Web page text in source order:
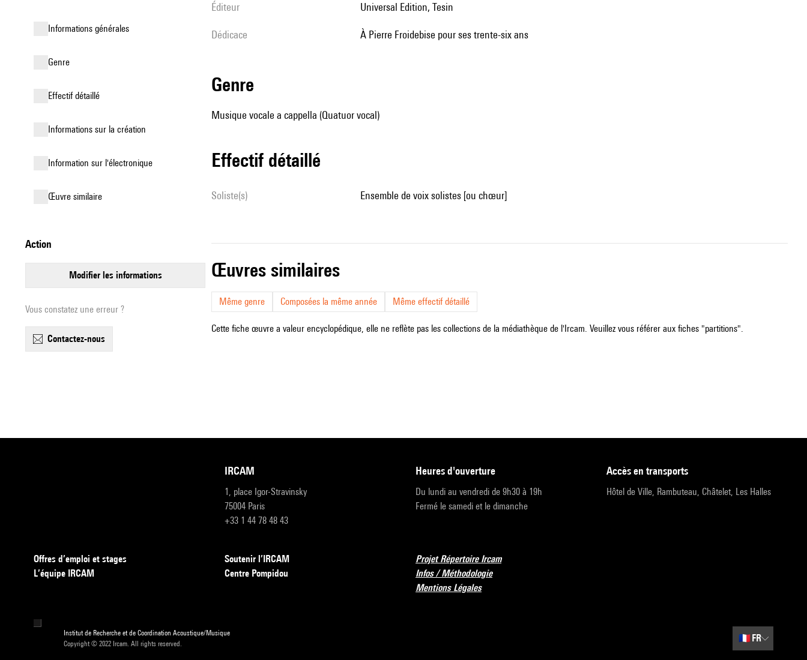
informations générales
genre
effectif détaillé
informations sur la création
Information sur l'électronique
œuvre similaire
action
modifier les informations
Vous constatez une erreur ?
contactez-nous
éditeur Universal Edition, Tesin
Dédicace à Pierre Froidebise pour ses trente-six ans
genre
Musique vocale a cappella (Quatuor vocal)
effectif détaillé
Soliste(s) ensemble de voix solistes [ou chœur]
œuvres similaires
Même genre Composées la même année Même effectif détaillé
Cette fiche œuvre a valeur encyclopédique, elle ne reflète pas les collections de la médiathèque de l'Ircam. Veuillez vous référer aux fiches "partitions".
IRCAM
1, place Igor-Stravinsky
75004 Paris
+33 1 44 78 48 43
heures d'ouverture
Du lundi au vendredi de 9h30 à 19h
Fermé le samedi et le dimanche
accès en transports
Hôtel de Ville, Rambuteau, Châtelet, Les Halles
Offres d’emploi et stages
L’équipe IRCAM
Soutenir l’IRCAM
Centre Pompidou
Projet Répertoire Ircam
Infos / Méthodologie
Mentions Légales
Institut de Recherche et de Coordination Acoustique/Musique
Copyright © 2022 Ircam. All rights reserved.
🇫🇷 FR